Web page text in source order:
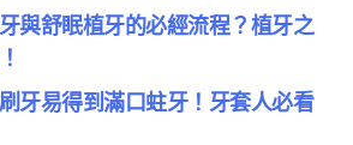
與舒眠植牙的必經流程？植牙之
牙易得到滿口蛀牙！牙套人必看